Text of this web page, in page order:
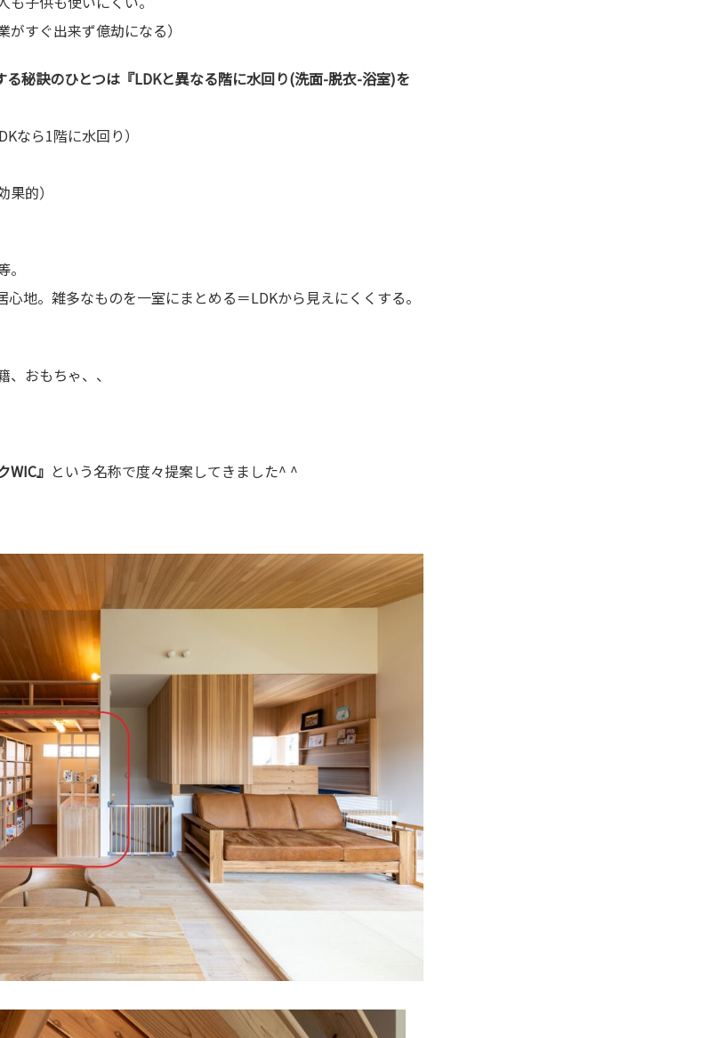
がすぐ出来ず億劫になる）
秘訣のひとつは『LDKと異なる階に水回り(洗面-脱衣-浴室)を
なら1階に水回り）
的）
地。雑多なものを一室にまとめる＝LDKから見えにくくする。
おもちゃ、、
WIC』 という名称で度々提案してきました^ ^